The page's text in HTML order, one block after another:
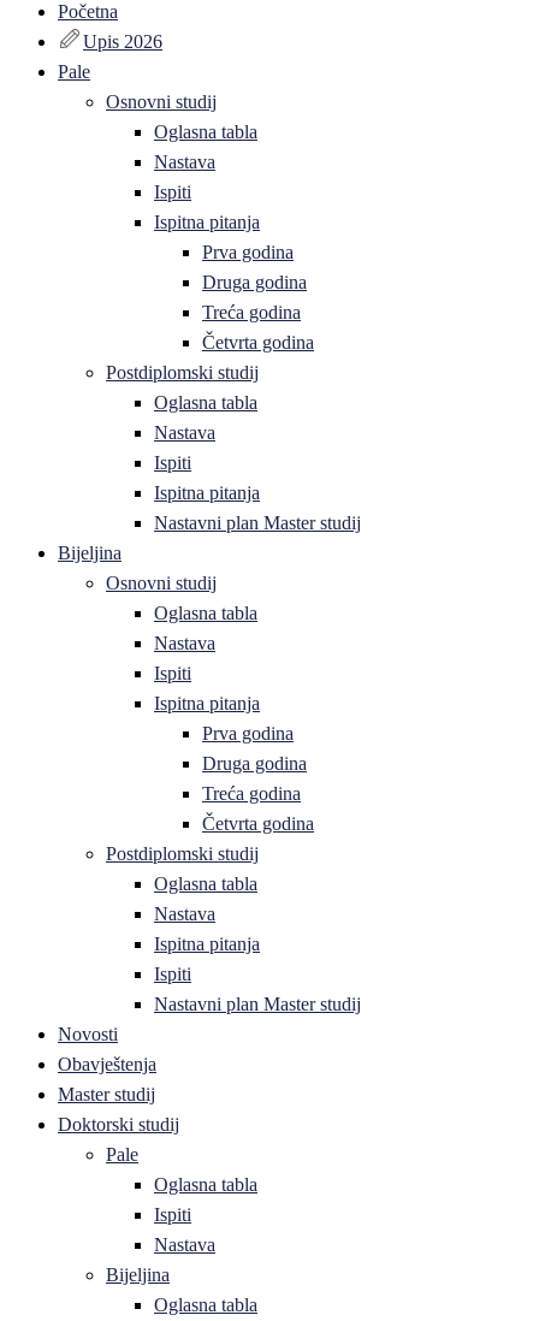
Početna
Upis 2026
Pale
Osnovni studij
Oglasna tabla
Nastava
Ispiti
Ispitna pitanja
Prva godina
Druga godina
Treća godina
Četvrta godina
Postdiplomski studij
Oglasna tabla
Nastava
Ispiti
Ispitna pitanja
Nastavni plan Master studij
Bijeljina
Osnovni studij
Oglasna tabla
Nastava
Ispiti
Ispitna pitanja
Prva godina
Druga godina
Treća godina
Četvrta godina
Postdiplomski studij
Oglasna tabla
Nastava
Ispitna pitanja
Ispiti
Nastavni plan Master studij
Novosti
Obavještenja
Master studij
Doktorski studij
Pale
Oglasna tabla
Ispiti
Nastava
Bijeljina
Oglasna tabla